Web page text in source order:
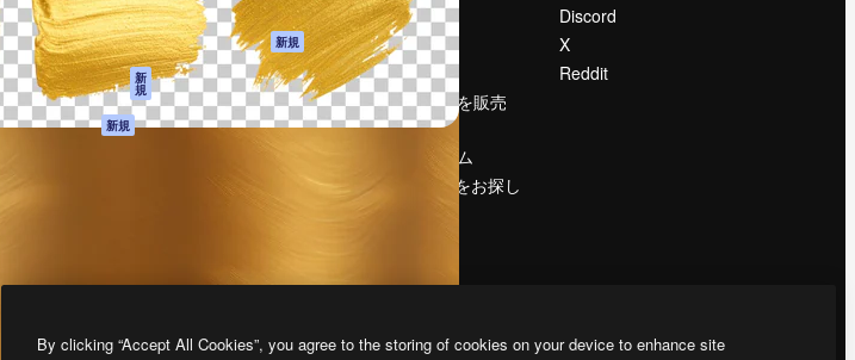
ストックコンテン
ツ
Claude/ChatGPT
向けMCP
新
規
エージェント 新規
すべてのMagnificツ
シー
オリジナル 新規
クッキーポリシー
トラストセンター
アフィリエイト
ブログ
イベント
Slidesgo
コンテンツを販売
する
プレスルーム
magnific.aiをお探し
Discord
X
Reddit
By clicking “Accept All Cookies”, you agree to the storing of cookies on your device to enhance site